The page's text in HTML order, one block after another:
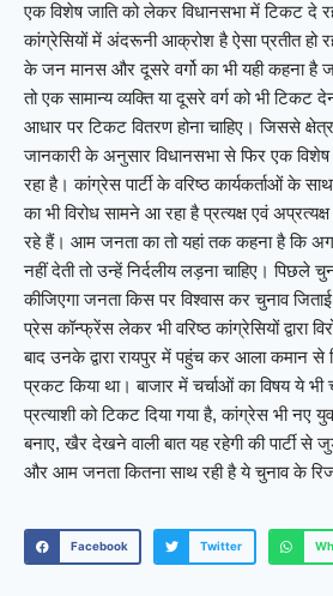
एक विशेष जाति को लेकर विधानसभा में टिकट दे
कांग्रेसियों में अंदरूनी आक्रोश है ऐसा प्रतीत हो
के जन मानस और दूसरे वर्गो का भी यही कहना है
तो एक सामान्य व्यक्ति या दूसरे वर्ग को भी टिकट
आधार पर टिकट वितरण होना चाहिए। जिससे
जानकारी के अनुसार विधानसभा से फिर एक विशेष
रहा है। कांग्रेस पार्टी के वरिष्ठ कार्यकर्ताओं के
का भी विरोध सामने आ रहा है प्रत्यक्ष एवं
रहे हैं। आम जनता का तो यहां तक कहना है कि
नहीं देती तो उन्हें निर्दलीय लड़ना चाहिए। पिछले
कीजिएगा जनता किस पर विश्वास कर चुनाव
प्रेस कॉन्फ्रेंस लेकर भी वरिष्ठ कांग्रेसियों द्वारा
बाद उनके द्वारा रायपुर में पहुंच कर आला कमान से
प्रकट किया था। बाजार में चर्चाओं का विषय ये भी
प्रत्याशी को टिकट दिया गया है, कांग्रेस भी नए
बनाए, खैर देखने वाली बात यह रहेगी की पार्टी
और आम जनता कितना साथ रही है ये चुनाव के
Facebook Twitter